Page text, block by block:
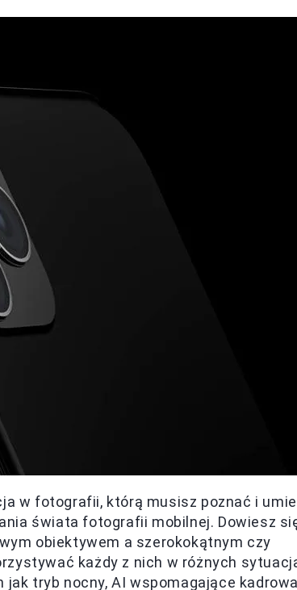
w fotografii, którą musisz poznać i
świata fotografii mobilnej. Dowiesz
obiektywem a szerokokątnym czy
każdy z nich w różnych
tryb nocny, AI wspomagające